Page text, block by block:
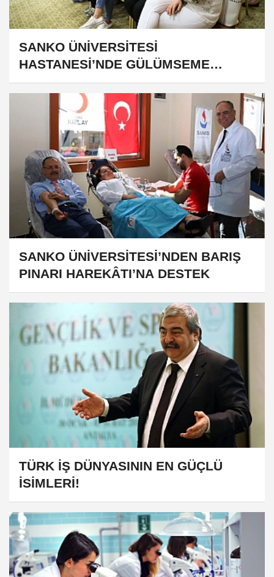
SANKO ÜNİVERSİTESİ
HASTANESİ’NDE GÜLÜMSEME
EĞİTİMİ VERİLDİ
SANKO ÜNİVERSİTESİ’NDEN BARIŞ
PINARI HAREKÂTI’NA DESTEK
TÜRK İŞ DÜNYASININ EN GÜÇLÜ
İSİMLERİ!